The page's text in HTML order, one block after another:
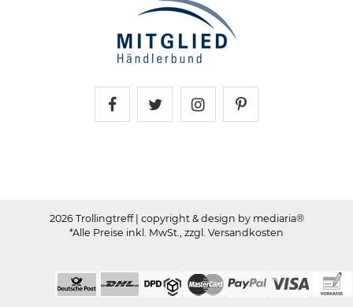
2026 Trollingtreff | copyright & design by mediaria®
*Alle Preise inkl. MwSt., zzgl. Versandkosten